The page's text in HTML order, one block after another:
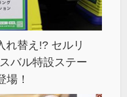
れ替え!? セルリ
バル特設ステー
場！